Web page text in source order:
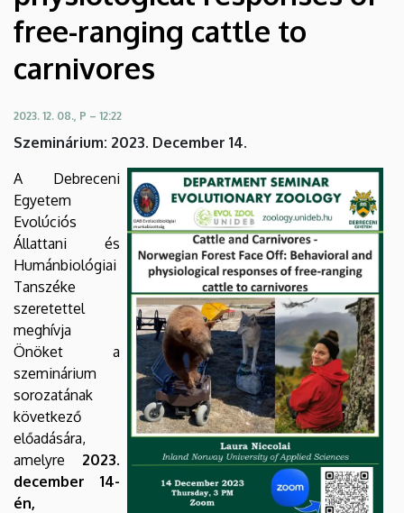
and
physiological
responses
of
free-
ranging
cattle
to
carnivores
Biológiai
és
Ökológiai
free-ranging cattle to
carnivores
2023. 12. 08., P – 12:22
Szeminárium: 2023. December 14.
A Debreceni
Egyetem
Evolúciós
Állattani és
Humánbiológiai
Tanszéke
szeretettel
meghívja
Önöket a
szeminárium
sorozatának
következő
előadására,
amelyre 2023.
december 14-
én,